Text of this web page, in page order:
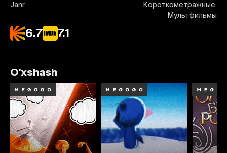
Janr
Короткометражные,
Мультфильмы
6.7 7.1
O'xshash